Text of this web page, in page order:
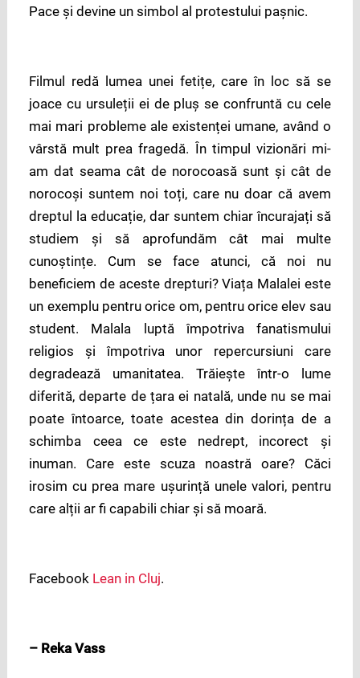
Pace și devine un simbol al protestului pașnic.
Filmul redă lumea unei fetițe, care în loc să se
joace cu ursuleții ei de pluș se confruntă cu cele
mai mari probleme ale existenței umane, având o
vârstă mult prea fragedă. În timpul vizionări mi-
am dat seama cât de norocoasă sunt și cât de
norocoși suntem noi toți, care nu doar că avem
dreptul la educație, dar suntem chiar încurajați să
studiem și să aprofundăm cât mai multe
cunoștințe. Cum se face atunci, că noi nu
beneficiem de aceste drepturi? Viața Malalei este
un exemplu pentru orice om, pentru orice elev sau
student. Malala luptă împotriva fanatismului
religios și împotriva unor repercursiuni care
degradează umanitatea. Trăiește într-o lume
diferită, departe de țara ei natală, unde nu se mai
poate întoarce, toate acestea din dorința de a
schimba ceea ce este nedrept, incorect și
inuman. Care este scuza noastră oare? Căci
irosim cu prea mare ușurință unele valori, pentru
care alții ar fi capabili chiar și să moară.
Facebook Lean in Cluj.
– Reka Vass